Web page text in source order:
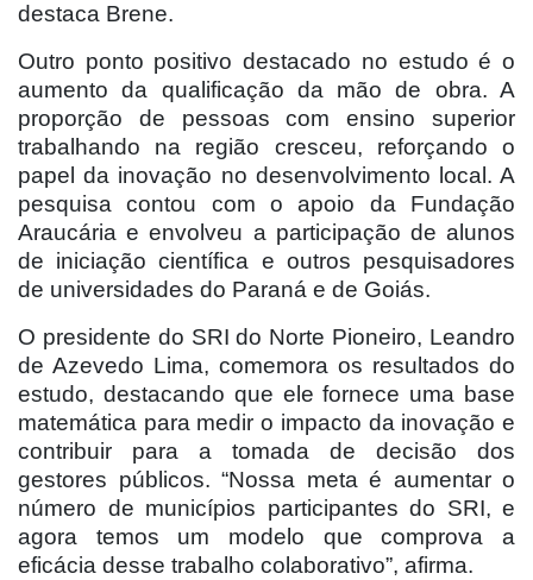
destaca Brene.
Outro ponto positivo destacado no estudo é o
aumento da qualificação da mão de obra. A
proporção de pessoas com ensino superior
trabalhando na região cresceu, reforçando o
papel da inovação no desenvolvimento local. A
pesquisa contou com o apoio da Fundação
Araucária e envolveu a participação de alunos
de iniciação científica e outros pesquisadores
de universidades do Paraná e de Goiás.
O presidente do SRI do Norte Pioneiro, Leandro
de Azevedo Lima, comemora os resultados do
estudo, destacando que ele fornece uma base
matemática para medir o impacto da inovação e
contribuir para a tomada de decisão dos
gestores públicos. “Nossa meta é aumentar o
número de municípios participantes do SRI, e
agora temos um modelo que comprova a
eficácia desse trabalho colaborativo”, afirma.